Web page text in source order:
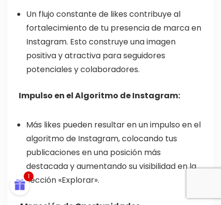
Un flujo constante de likes contribuye al
fortalecimiento de tu presencia de marca en
Instagram. Esto construye una imagen
positiva y atractiva para seguidores
potenciales y colaboradores.
Impulso en el Algoritmo de Instagram:
Más likes pueden resultar en un impulso en el
algoritmo de Instagram, colocando tus
publicaciones en una posición más
destacada y aumentando su visibilidad en la
sección «Explorar».
1